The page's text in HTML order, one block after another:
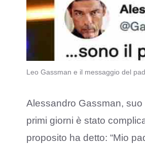
Leo Gassman e il messaggio del
Alessandro Gassman,
primi giorni è stato
proposito ha detto: “Mio